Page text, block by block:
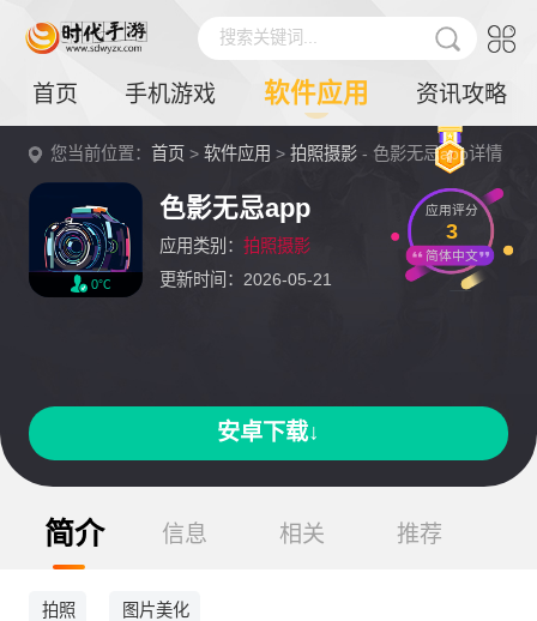
搜索关键词...
首页 手机游戏 软件应用 资讯攻略
您当前位置：首页 >软件应用 >拍照摄影 - 色影无忌app详情
0℃
色影无忌app
应用类别： 拍照摄影
更新时间：2026-05-21
应用评分
3
简体中文
安卓下载↓
简介 信息 相关 推荐
拍照 图片美化